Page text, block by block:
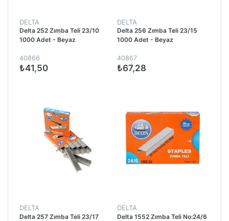
DELTA
Delta 252 Zımba Teli 23/10
1000 Adet - Beyaz
40866
₺41,50
DELTA
Delta 256 Zımba Teli 23/15
1000 Adet - Beyaz
40867
₺67,28
DELTA
Delta 257 Zımba Teli 23/17
DELTA
Delta 1552 Zımba Teli No:24/6